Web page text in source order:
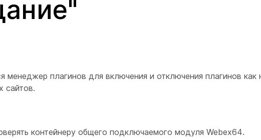
менеджер плагинов для включения и отключения плагинов как
сайтов.
контейнеру общего подключаемого модуля Webex64.